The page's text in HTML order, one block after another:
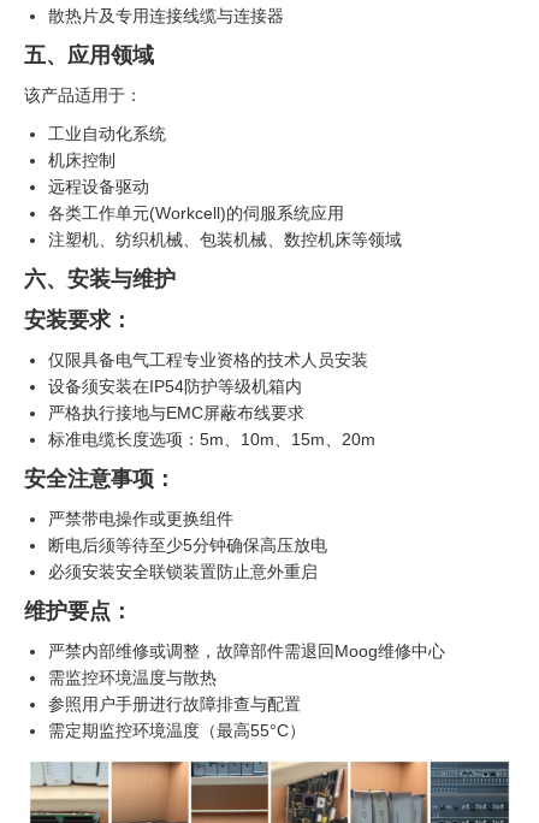
散热片及专用连接线缆与连接器
五、应用领域
该产品适用于：
工业自动化系统
机床控制
远程设备驱动
各类工作单元(Workcell)的伺服系统应用
注塑机、纺织机械、包装机械、数控机床等领域
六、安装与维护
安装要求：
仅限具备电气工程专业资格的技术人员安装
设备须安装在IP54防护等级机箱内
严格执行接地与EMC屏蔽布线要求
标准电缆长度选项：5m、10m、15m、20m
安全注意事项：
严禁带电操作或更换组件
断电后须等待至少5分钟确保高压放电
必须安装安全联锁装置防止意外重启
维护要点：
严禁内部维修或调整，故障部件需退回Moog维修中心
需监控环境温度与散热
参照用户手册进行故障排查与配置
需定期监控环境温度（最高55°C）